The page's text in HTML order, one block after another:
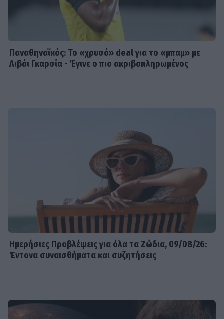
Παναθηναϊκός: Το «χρυσό» deal για το «μπαμ» με
Λιβάι Γκαρσία - Έγινε ο πιο ακριβοπληρωμένος
Ημερήσιες Προβλέψεις για όλα τα Ζώδια, 09/08/26:
Έντονα συναισθήματα και συζητήσεις